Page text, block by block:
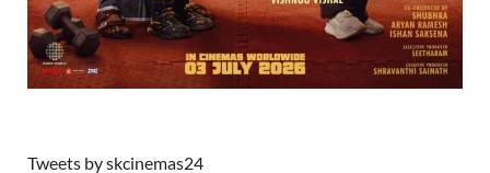
Tweets by skcinemas24